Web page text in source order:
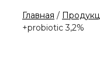
Главная /
+probiotic 3,2%